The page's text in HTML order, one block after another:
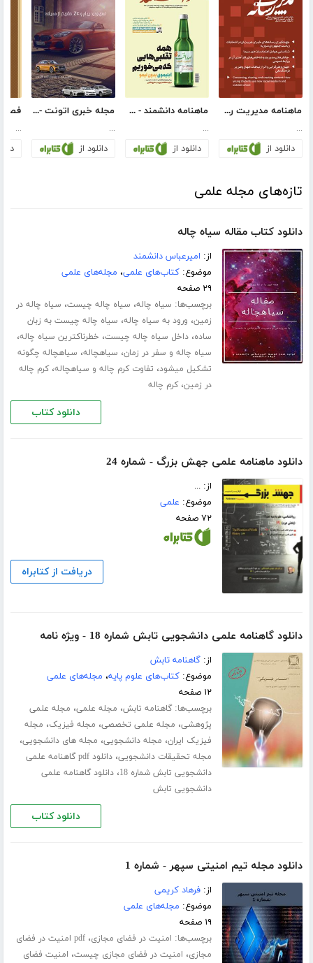
ماهنامه مدیریت رسانه - شماره 22
...
دانلود از
ماهنامه دانشمند - شماره 652
...
دانلود از
مجله خبری اتونت - شماره چهارم
...
دانلود از
...
تازه‌های مجله علمی
دانلود کتاب مقاله سیاه چاله
از: امیرعباس دانشمند
موضوع:کتاب‌های علمی، مجله‌های علمی
۲۹ صفحه
برچسب‌ها: سیاه چاله، سیاه چاله چیست، سیاه چاله در
زمین، ورود به سیاه چاله، سیاه چاله چیست به زبان
ساده،داخل سیاه چاله چیست، خطرناکترین سیاه چاله،
سیاه چاله و سفر در زمان، سیاهچاله، سیاهچاله چگونه
تشکیل میشود، تفاوت کرم چاله و سیاهچاله،کرم چاله
در زمین،کرم چاله
دانلود کتاب
دانلود ماهنامه علمی جهش بزرگ - شماره 24
از: ...
موضوع: علمی
۷۲ صفحه
دریافت از کتابراه
دانلود گاهنامه علمی دانشجویی تابش شماره 18 - ویژه نامه
از:گاهنامه تابش
موضوع:کتاب‌های علوم پایه، مجله‌های علمی
۱۲ صفحه
برچسب‌ها:گاهنامه تابش، مجله علمی، مجله علمی
پژوهشی، مجله علمی تخصصی، مجله فیزیک، مجله
فیزیک ایران، مجله دانشجویی، مجله های دانشجویی،
مجله تحقیقات دانشجویی،
دانلود pdf گاهنامه علمی
دانشجویی تابش شماره 18
،دانلود گاهنامه علمی
دانشجویی تابش
دانلود کتاب
دانلود مجله تیم امنیتی سپهر - شماره 1
از:فرهاد کریمی
موضوع: مجله‌های علمی
۱۹ صفحه
برچسب‌ها: امنیت در فضای مجازی،
pdf امنیت در فضای
مجازی، امنیت در فضای مجازی چیست، امنیت فضای